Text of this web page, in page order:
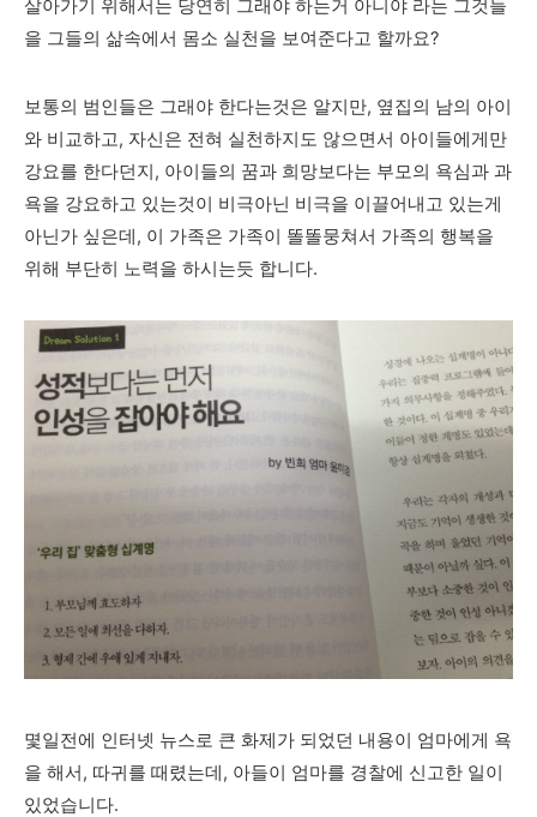
살아가기 위해서는 당연히 그래야 하는거 아니야 라는 그것들
을 그들의 삶속에서 몸소 실천을 보여준다고 할까요?
보통의 범인들은 그래야 한다는것은 알지만, 옆집의 남의 아이
와 비교하고, 자신은 전혀 실천하지도 않으면서 아이들에게만
강요를 한다던지, 아이들의 꿈과 희망보다는 부모의 욕심과 과
욕을 강요하고 있는것이 비극아닌 비극을 이끌어내고 있는게
아닌가 싶은데, 이 가족은 가족이 똘똘뭉쳐서 가족의 행복을
위해 부단히 노력을 하시는듯 합니다.
몇일전에 인터넷 뉴스로 큰 화제가 되었던 내용이 엄마에게 욕
을 해서, 따귀를 때렸는데, 아들이 엄마를 경찰에 신고한 일이
있었습니다.